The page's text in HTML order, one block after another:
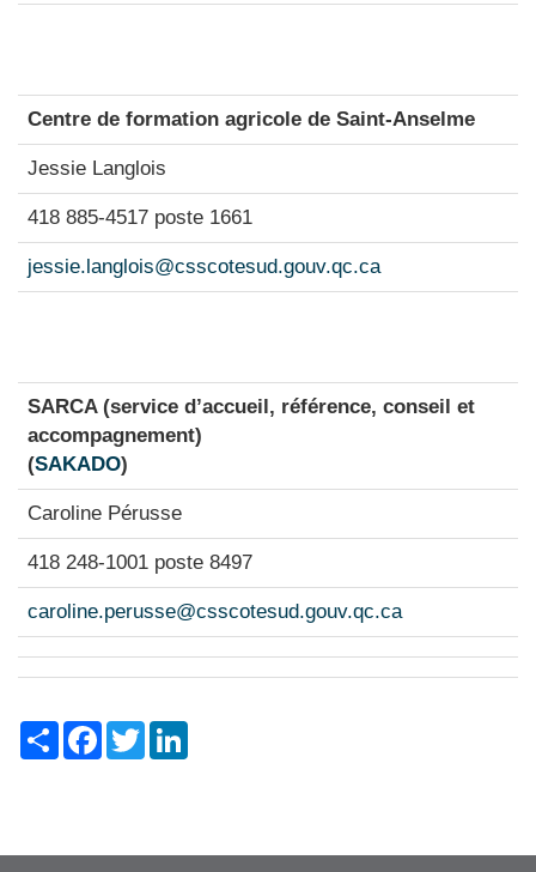
Centre de formation agricole de Saint-Anselme
Jessie Langlois
418 885-4517 poste 1661
jessie.langlois@csscotesud.gouv.qc.ca
SARCA (service d’accueil, référence, conseil et
accompagnement)
(SAKADO)
Caroline Pérusse
418 248-1001 poste 8497
caroline.perusse@csscotesud.gouv.qc.ca
ShareFacebook
Twitter